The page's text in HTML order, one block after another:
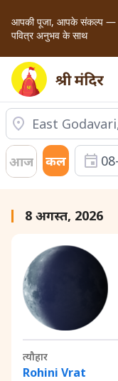
आपकी पूजा, आपके संकल्प —
पवित्र अनुभव के साथ
आज कल
8 अगस्त, 2026
त्यौहार
Rohini Vrat